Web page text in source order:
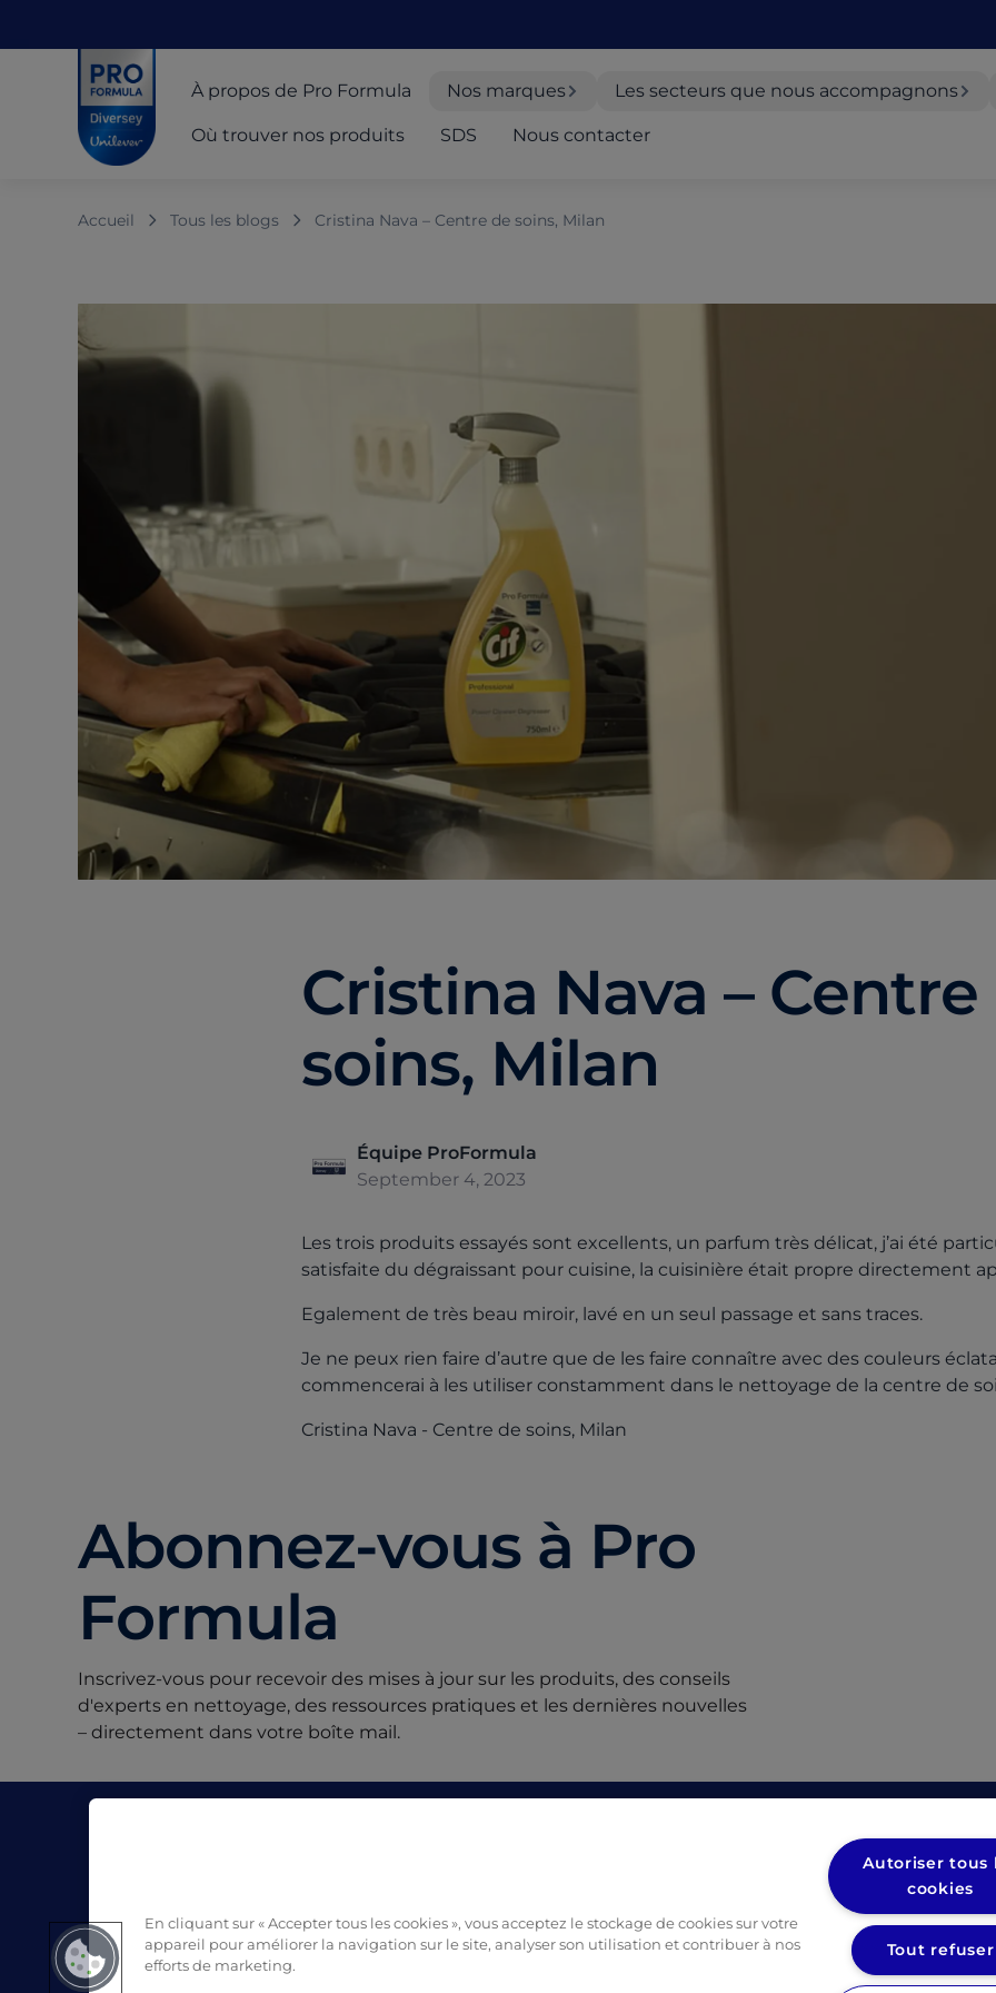
Pro Formula
À propos de Pro Formula
Nos marques Les secteurs que nous accompagnons
Où trouver nos produits SDS Nous contacter
Accueil Tous les blogs Cristina Nava – Centre de soins, Milan
Cristina Nava – Centre
soins, Milan
Équipe ProFormula
September 4, 2023
Les trois produits essayés sont excellents, un parfum très délicat, j’ai été
satisfaite du dégraissant pour cuisine, la cuisinière était propre directement
Egalement de très beau miroir, lavé en un seul passage et sans traces.
Je ne peux rien faire d’autre que de les faire connaître avec des couleurs
commencerai à les utiliser constamment dans le nettoyage de la centre de
Cristina Nava - Centre de soins, Milan
Abonnez-vous à Pro
Formula
Inscrivez-vous pour recevoir des mises à jour sur les produits, des conseils
d'experts en nettoyage, des ressources pratiques et les dernières nouvelles
– directement dans votre boîte mail.
Nous contacter
Mentions légales
Politique de confidentialité UL
Politique de confidentialité
En cliquant sur « Accepter tous les cookies », vous acceptez le stockage de cookies sur votre
appareil pour améliorer la navigation sur le site, analyser son utilisation et contribuer à nos
efforts de marketing.
Autoriser tous
cookies
Tout refuser